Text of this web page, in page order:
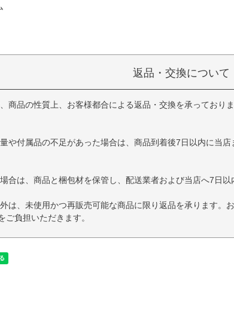
返品・交換について
商品の性質上、お客様都合による返品・交換を承っており
や付属品の不足があった場合は、商品到着後7日以内に当
合は、商品と梱包材を保管し、配送業者および当店へ7日以
は、未使用かつ再販売可能な商品に限り返品を承ります。
負担いただきます。